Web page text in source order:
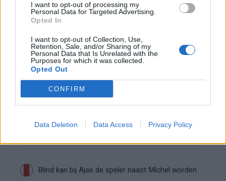
I want to opt-out of processing my
Personal Data for Targeted Advertising.
Opted In
I want to opt-out of Collection, Use,
Retention, Sale, and/or Sharing of my
Personal Data that Is Unrelated with the
Purposes for which it was collected.
Opted Out
CONFIRM
Data Deletion Data Access Privacy Policy
De terugkeer van Daley Blind past in een groter
Kritiek op Engels van Míchel genuanceerd: ‘Ajax-
spelers snappen dat echt wel’
De eerste Míchel-dagen bij Ajax: Blind coacht,
Gloukh krijgt standje en Ceballos wordt gebeld
Steur kiest voor Newcastle na gemiste
Blind kan bij Ajax de speler naast Míchel worden